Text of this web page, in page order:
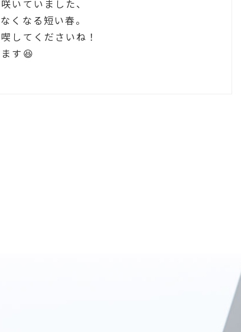
いていました、
くなる短い春。
してくださいね！
す😆